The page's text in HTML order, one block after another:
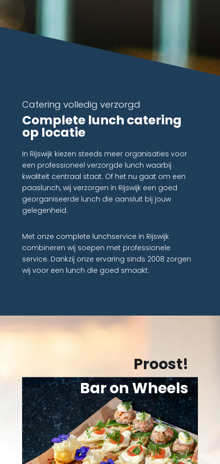
Catering volledig verzorgd
Complete lunch catering
op locatie
In Rijswijk kiezen steeds meer organisaties voor
een professioneel verzorgde lunch waarbij
kwaliteit centraal staat. Of het nu gaat om een
paaslunch, wij verzorgen in Rijswijk een goed
georganiseerde lunch die aansluit bij jouw
gelegenheid.
Met onze complete lunchservice in Rijswijk
combineren wij soepen met professionele
service. Dankzij onze ervaring sinds 2008 zorgen
wij voor een lunch die goed smaakt.
Proost!
Bar on Wheels